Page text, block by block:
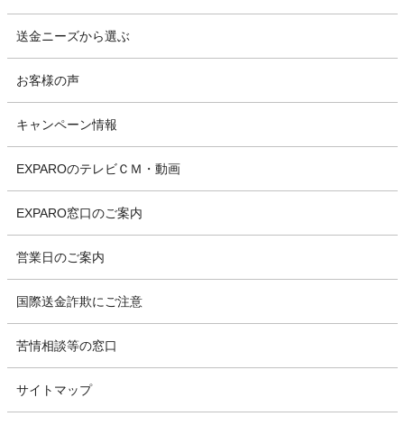
送金ニーズから選ぶ
お客様の声
キャンペーン情報
EXPAROのテレビＣＭ・動画
EXPARO窓口のご案内
営業日のご案内
国際送金詐欺にご注意
苦情相談等の窓口
サイトマップ